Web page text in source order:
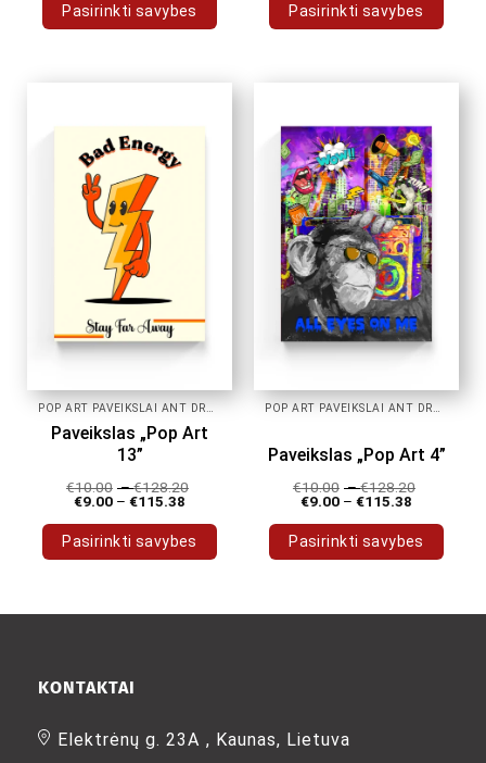
Pasirinkti savybes
variants.
The
options
may
be
chosen
on
page
Pasirinkti savybes
variants.
The
options
may
be
chosen
on
the
product
page
Paveikslas „Pop Art
13”
€10.00 –€128.20
€9.00 – €115.38
Pasirinkti savybes
has
The
be
Paveikslas „Pop Art 4”
€10.00 –€128.20
€9.00 – €115.38
Pasirinkti savybes
has
KONTAKTAI
Elektrėnų g. 23A , Kaunas, Lietuva